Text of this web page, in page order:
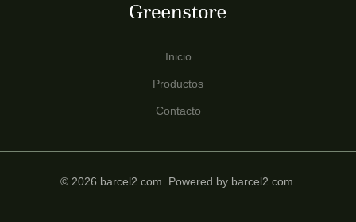
Inicio
Productos
Contacto
© 2026 barcel2.com. Powered by barcel2.com.